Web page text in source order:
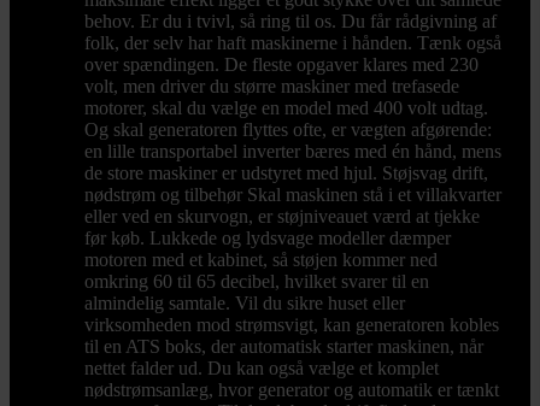
behov. Er du i tvivl, så ring til os. Du får rådgivning af
folk, der selv har haft maskinerne i hånden. Tænk også
over spændingen. De fleste opgaver klares med 230
volt, men driver du større maskiner med trefasede
motorer, skal du vælge en model med 400 volt udtag.
Og skal generatoren flyttes ofte, er vægten afgørende:
en lille transportabel inverter bæres med én hånd, mens
de store maskiner er udstyret med hjul. Støjsvag drift,
nødstrøm og tilbehør Skal maskinen stå i et villakvarter
eller ved en skurvogn, er støjniveauet værd at tjekke
før køb. Lukkede og lydsvage modeller dæmper
motoren med et kabinet, så støjen kommer ned
omkring 60 til 65 decibel, hvilket svarer til en
almindelig samtale. Vil du sikre huset eller
virksomheden mod strømsvigt, kan generatoren kobles
til en ATS boks, der automatisk starter maskinen, når
nettet falder ud. Du kan også vælge et komplet
nødstrømsanlæg, hvor generator og automatik er tænkt